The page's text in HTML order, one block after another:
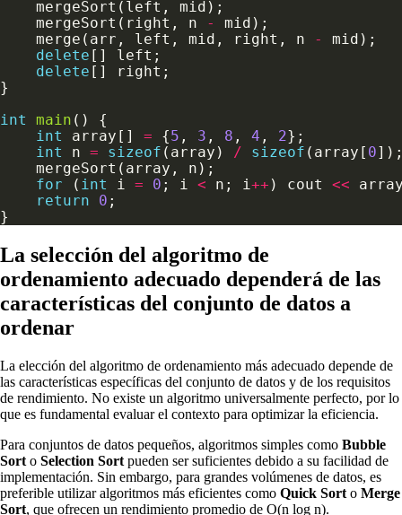
    mergeSort(right, n
-
    merge(arr, left, mid, right, n
-
delete
delete
int
main
int
array[] = {5 , 3 , 8 , 4 , 2
int
n = sizeof (array) / sizeof (array[ 0
for ( int i = 0 ; i < n; i++ ) cout <<
return
0
La selección del algoritmo de
ordenamiento adecuado dependerá de las
características del conjunto de datos a
ordenar
La elección del algoritmo de ordenamiento más adecuado depende de
las características específicas del conjunto de datos y de los requisitos
de rendimiento. No existe un algoritmo universalmente perfecto, por lo
que es fundamental evaluar el contexto para optimizar la eficiencia.
Para conjuntos de datos pequeños, algoritmos simples como Bubble
Sort o Selection Sort pueden ser suficientes debido a su facilidad de
implementación. Sin embargo, para grandes volúmenes de datos, es
preferible utilizar algoritmos más eficientes como Quick Sort o Merge
Sort, que ofrecen un rendimiento promedio de O(n log n).